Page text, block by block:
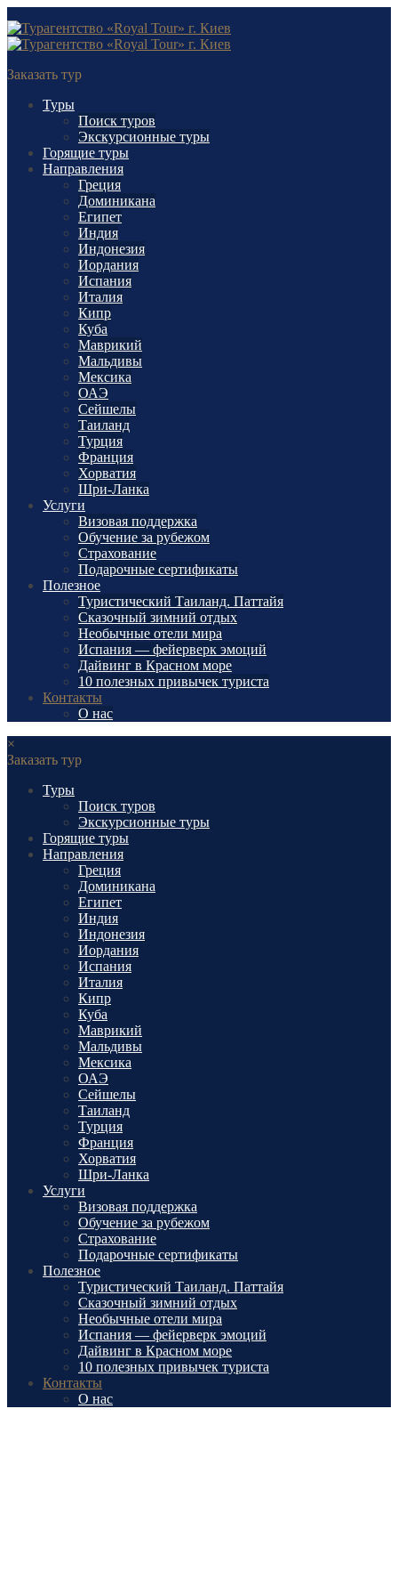
Заказать тур
Туры
Поиск туров
Экскурсионные туры
Горящие туры
Направления
Греция
Доминикана
Египет
Индия
Индонезия
Иордания
Испания
Италия
Кипр
Куба
Маврикий
Мальдивы
Мексика
ОАЭ
Сейшелы
Таиланд
Турция
Франция
Хорватия
Шри-Ланка
Услуги
Визовая поддержка
Обучение за рубежом
Страхование
Подарочные сертификаты
Полезное
Туристический Таиланд. Паттайя
Сказочный зимний отдых
Необычные отели мира
Испания — фейерверк эмоций
Дайвинг в Красном море
10 полезных привычек туриста
Контакты
О нас
×
Заказать тур
Туры
Поиск туров
Экскурсионные туры
Горящие туры
Направления
Греция
Доминикана
Египет
Индия
Индонезия
Иордания
Испания
Италия
Кипр
Куба
Маврикий
Мальдивы
Мексика
ОАЭ
Сейшелы
Таиланд
Турция
Франция
Хорватия
Шри-Ланка
Услуги
Визовая поддержка
Обучение за рубежом
Страхование
Подарочные сертификаты
Полезное
Туристический Таиланд. Паттайя
Сказочный зимний отдых
Необычные отели мира
Испания — фейерверк эмоций
Дайвинг в Красном море
10 полезных привычек туриста
Контакты
О нас